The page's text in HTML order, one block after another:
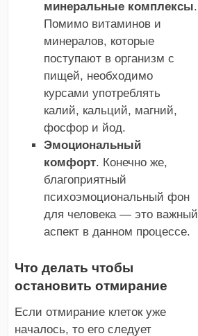
минеральные комплексы.
Помимо витаминов и
минералов, которые
поступают в организм с
пищей, необходимо
курсами употреблять
калий, кальций, магний,
фосфор и йод.
Эмоциональный
комфорт. Конечно же,
благоприятный
психоэмоциональный фон
для человека — это важный
аспект в данном процессе.
Что делать чтобы
остановить отмирание
Если отмирание клеток уже
началось, то его следует